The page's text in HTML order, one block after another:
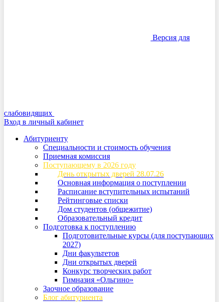
Версия для
слабовидящих
Вход в личный кабинет
Абитуриенту
Специальности и стоимость обучения
Приемная комиссия
Поступающему в 2026 году
День открытых дверей 28.07.26
Основная информация о поступлении
Расписание вступительных испытаний
Рейтинговые списки
Дом студентов (общежитие)
Образовательный кредит
Подготовка к поступлению
Подготовительные курсы (для поступающих
2027)
Дни факультетов
Дни открытых дверей
Конкурс творческих работ
Гимназия «Ольгино»
Заочное образование
Блог абитуриента